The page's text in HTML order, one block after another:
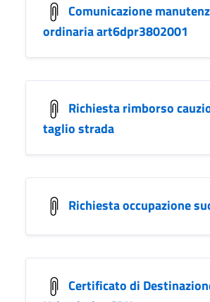
Comunicazione
ordinaria art6dpr3802001
Richiesta rimborso
taglio strada
Richiesta occupazione
Certificato di